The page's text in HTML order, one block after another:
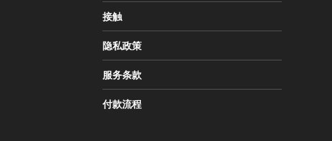
接触
隐私政策
服务条款
付款流程